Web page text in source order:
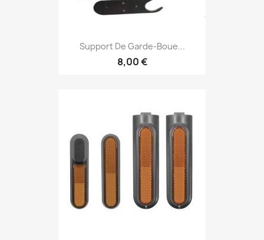
Support De Garde-Boue...
8,00 €